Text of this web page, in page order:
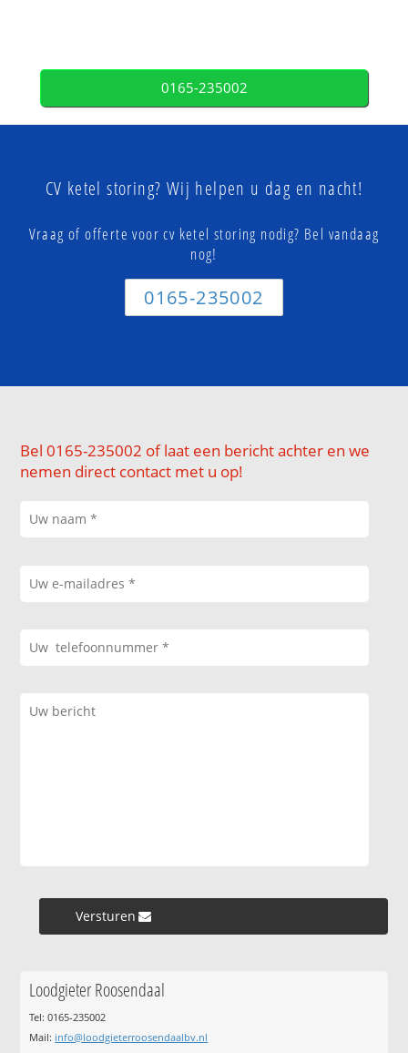
0165-235002
CV ketel storing? Wij helpen u dag en nacht!
Vraag of offerte voor cv ketel storing nodig? Bel vandaag
nog!
0165-235002
Bel 0165-235002 of laat een bericht achter en we
nemen direct contact met u op!
Versturen »
Loodgieter Roosendaal
Tel: 0165-235002
Mail: info@loodgieterroosendaalbv.nl